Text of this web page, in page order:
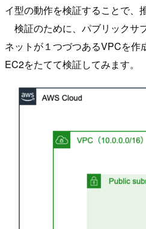
イ型の動作を検証することで、
検証のために、パブリックサ
ネットが１つづつあるVPCを作
EC2をたてて検証してみます。